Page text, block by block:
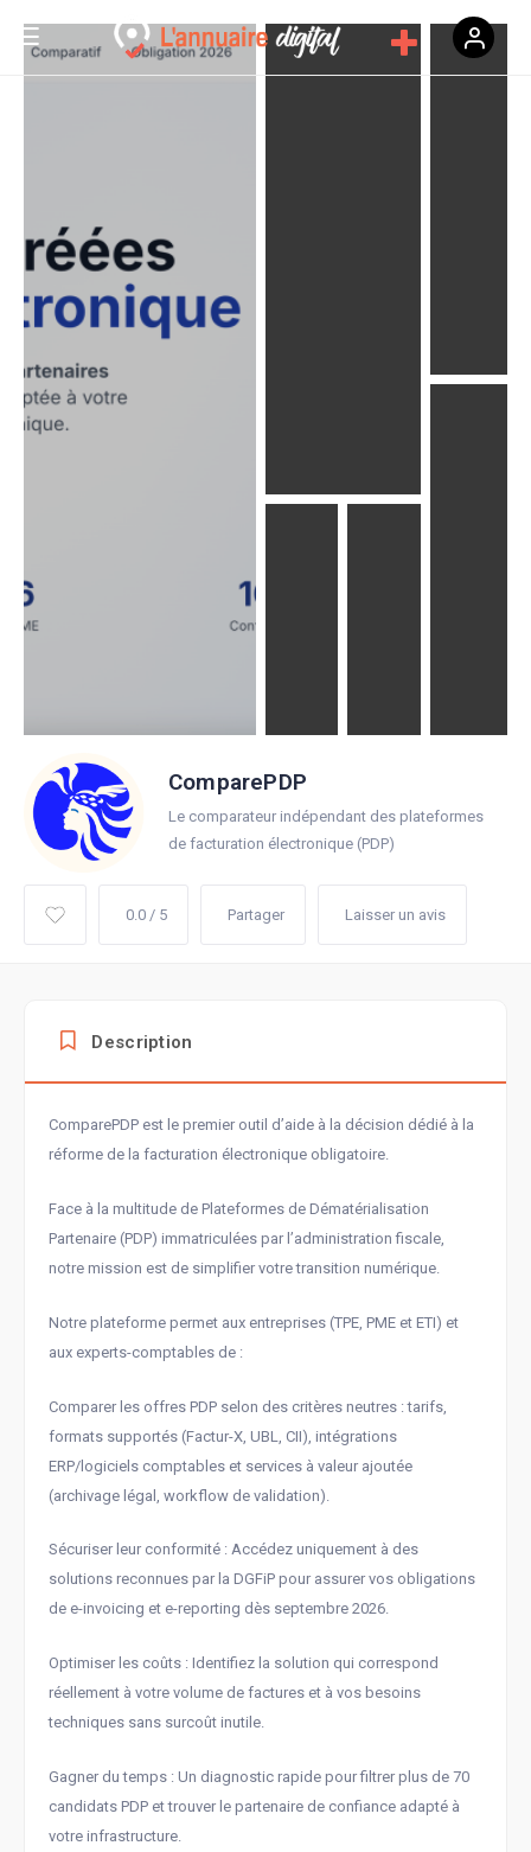
ComparePDP
Le comparateur indépendant des plateformes
de facturation électronique (PDP)
0.0 / 5 Partager Laisser un avis
Description
ComparePDP est le premier outil d’aide à la décision dédié à la
réforme de la facturation électronique obligatoire.
Face à la multitude de Plateformes de Dématérialisation
Partenaire (PDP) immatriculées par l’administration fiscale,
notre mission est de simplifier votre transition numérique.
Notre plateforme permet aux entreprises (TPE, PME et ETI) et
aux experts-comptables de :
Comparer les offres PDP selon des critères neutres : tarifs,
formats supportés (Factur-X, UBL, CII), intégrations
ERP/logiciels comptables et services à valeur ajoutée
(archivage légal, workflow de validation).
Sécuriser leur conformité : Accédez uniquement à des
solutions reconnues par la DGFiP pour assurer vos obligations
de e-invoicing et e-reporting dès septembre 2026.
Optimiser les coûts : Identifiez la solution qui correspond
réellement à votre volume de factures et à vos besoins
techniques sans surcoût inutile.
Gagner du temps : Un diagnostic rapide pour filtrer plus de 70
candidats PDP et trouver le partenaire de confiance adapté à
votre infrastructure.